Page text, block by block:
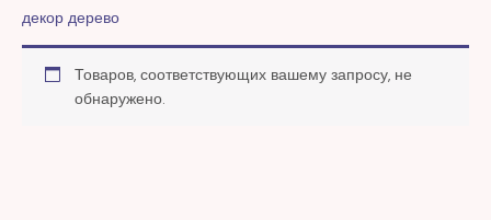
декор дерево
Товаров, соответствующих вашему запросу, не
обнаружено.